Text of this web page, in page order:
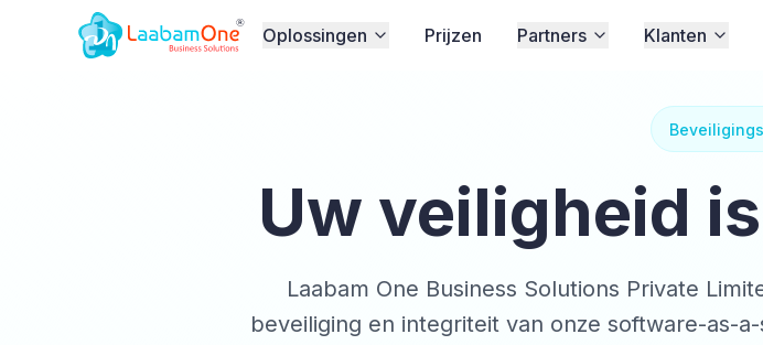
Oplossingen Prijzen Partners Klanten
Uw veiligheid
Laabam One Business Solutions Private
beveiliging en integriteit van onze software-as-